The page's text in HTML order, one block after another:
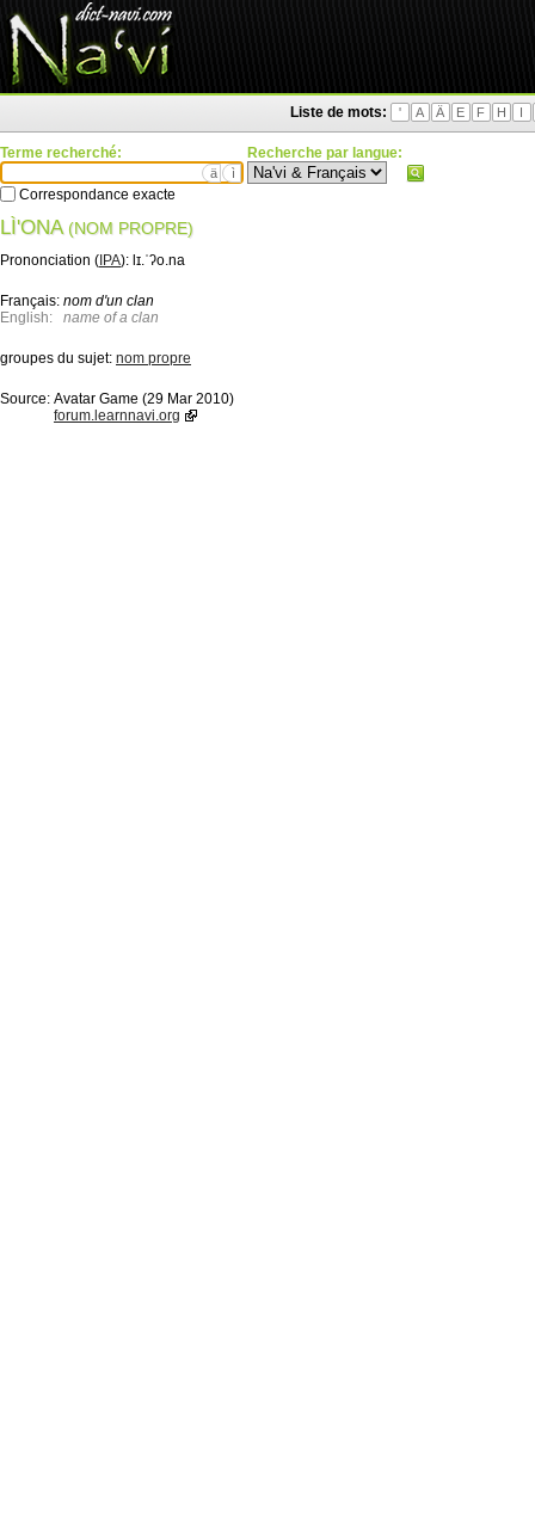
Liste de mots: ' A Ä E F H I
Terme recherché:
ä ì
Correspondance exacte
Recherche par langue:
LÌ'ONA (NOM PROPRE)
Prononciation ( IPA): lɪ.ˈʔo.na
Français: nom d'un clan
English:
name of a clan
groupes du sujet: nom propre
Source: Avatar Game (29 Mar 2010)
forum.learnnavi.org